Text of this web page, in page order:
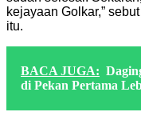
kejayaan Golkar,”
itu.
BACA JUGA:
di Pekan Pertama